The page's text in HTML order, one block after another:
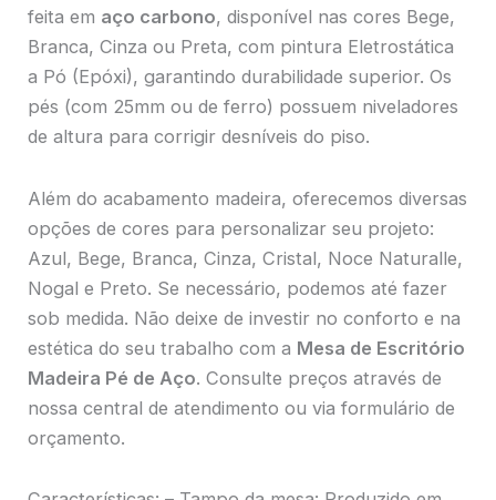
feita em aço carbono, disponível nas cores Bege,
Branca, Cinza ou Preta, com pintura Eletrostática
a Pó (Epóxi), garantindo durabilidade superior. Os
pés (com 25mm ou de ferro) possuem niveladores
de altura para corrigir desníveis do piso.
Além do acabamento madeira, oferecemos diversas
opções de cores para personalizar seu projeto:
Azul, Bege, Branca, Cinza, Cristal, Noce Naturalle,
Nogal e Preto. Se necessário, podemos até fazer
sob medida. Não deixe de investir no conforto e na
estética do seu trabalho com a Mesa de Escritório
Madeira Pé de Aço. Consulte preços através de
nossa central de atendimento ou via formulário de
orçamento.